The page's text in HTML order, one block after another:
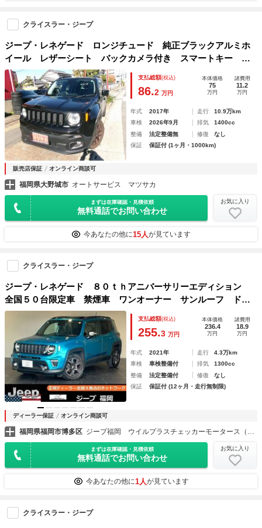
クライスラー・ジープ
ジープ・レネゲード ロンジチュード 純正ブラックアルミホ
イール レザーシート バックカメラ付き スマートキー プ
ッシュスタート ステアリングヒーター シートヒーター ク
ルーズコントロール
支払総額(税込)
86.2 万円
本体価格
75
万円
諸費用
11.2
万円
年式 2017年 走行
10.9万km
車検
2026年9月 排気
1400cc
整備
法定整備無 修復
なし
保証
保証付 (1ヶ月・1000km)
販売店保証 オンライン商談可
福岡県大野城市 オートサービス マツサカ
まずは在庫確認・見積依頼
無料通話でお問い合わせ
お気に入り
今あなたの他に15人が見ています
クライスラー・ジープ
ジープ・レネゲード ８０ｔｈアニバーサリーエディション
全国５０台限定車 禁煙車 ワンオーナー サンルーフ ドラ
レコ ブラックアルミホイール サンルーフ 電動本革シー
ト シートヒーター ハンドルヒーター ＬＥＤヘッドライ
ト アダプティブクルーズコントロール
支払総額(税込)
255.3 万円
本体価格
236.4
万円
諸費用
18.9
万円
年式 2021年 走行
4.3万km
車検
車検整備付 排気
1300cc
整備
法定整備付 修復
なし
保証
保証付 (12ヶ月・走行無制限)
ディーラー保証 オンライン商談可
福岡県福岡市博多区 ジープ福岡 ウイルプラスチェッカーモータース（株）
まずは在庫確認・見積依頼
無料通話でお問い合わせ
お気に入り
今あなたの他に1人が見ています
クライスラー・ジープ